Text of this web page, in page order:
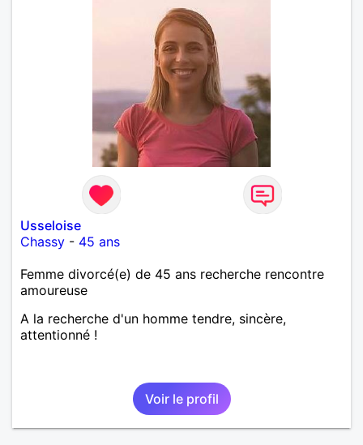
Usseloise
Chassy - 45 ans
Femme divorcé(e) de 45 ans recherche rencontre
amoureuse
A la recherche d'un homme tendre, sincère,
attentionné !
Voir le profil